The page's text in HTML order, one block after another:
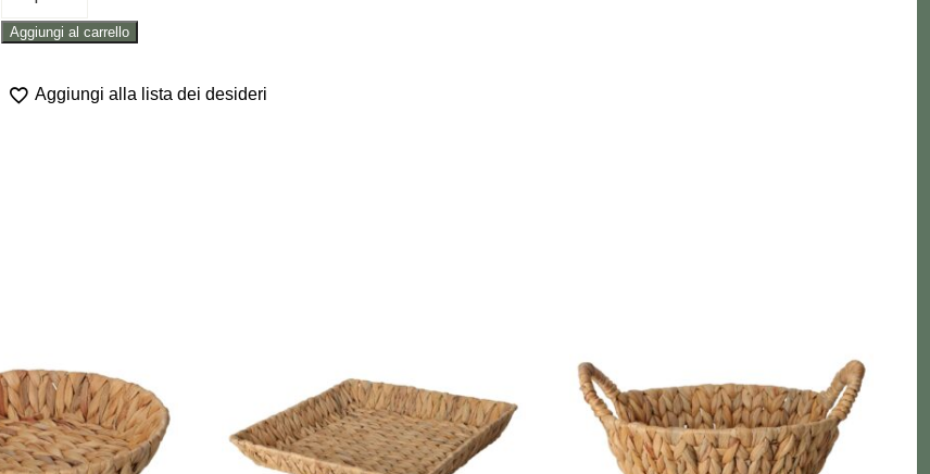
RATTAN
quantità
Aggiungi al carrello
Aggiungi alla lista dei desideri